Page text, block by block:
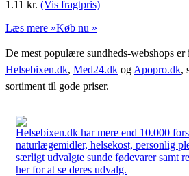
1.11 kr. (Vis fragtpris)
Læs mere »Køb nu »
De mest populære sundheds-webshops
Helsebixen.dk, Med24.dk og Apopro.dk,
sortiment til gode priser.
Helsebixen.dk har mere end 10.000
naturlægemidler, helsekost, personlig
særligt udvalgte sunde fødevarer samt
her for at se deres udvalg.